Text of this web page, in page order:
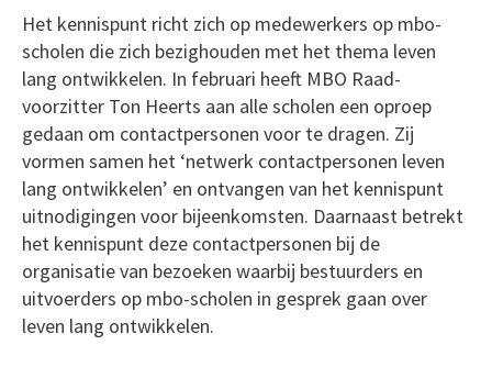
Het kennispunt richt zich op medewerkers op mbo-
scholen die zich bezighouden met het thema leven
lang ontwikkelen. In februari heeft MBO Raad-
voorzitter Ton Heerts aan alle scholen een oproep
gedaan om contactpersonen voor te dragen. Zij
vormen samen het ‘netwerk contactpersonen leven
lang ontwikkelen’ en ontvangen van het kennispunt
uitnodigingen voor bijeenkomsten. Daarnaast betrekt
het kennispunt deze contactpersonen bij de
organisatie van bezoeken waarbij bestuurders en
uitvoerders op mbo-scholen in gesprek gaan over
leven lang ontwikkelen.